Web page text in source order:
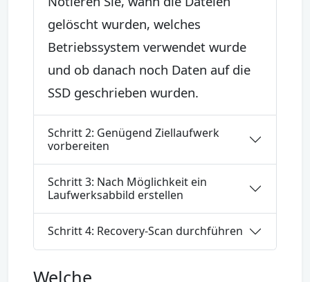
gelöscht wurden, welches
Betriebssystem verwendet wurde
und ob danach noch Daten auf die
SSD geschrieben wurden.
Schritt 2: Genügend Ziellaufwerk
vorbereiten
Schritt 3: Nach Möglichkeit ein
Laufwerksabbild erstellen
Schritt 4: Recovery-Scan durchführen
Welche